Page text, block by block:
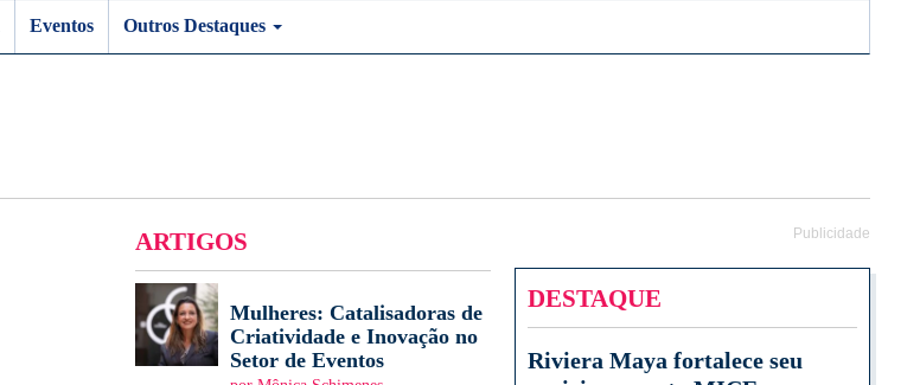
Eventos Outros Destaques
ARTIGOS
Mulheres: Catalisadoras de
Criatividade e Inovação no
Setor de Eventos
Publicidade
DESTAQUE
Riviera Maya fortalece seu